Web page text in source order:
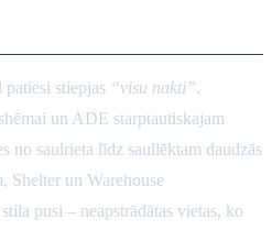
patiesi stiepjas “visu nakti”.
un ADE starptautiskajam
no saulrieta līdz saullēktam daudzās
Shelter un Warehouse
pusi – neapstrādātas vietas, ko